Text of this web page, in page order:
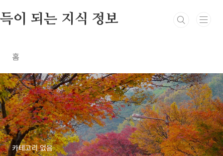
득이 되는 지식 정보
홈
카테고리 없음